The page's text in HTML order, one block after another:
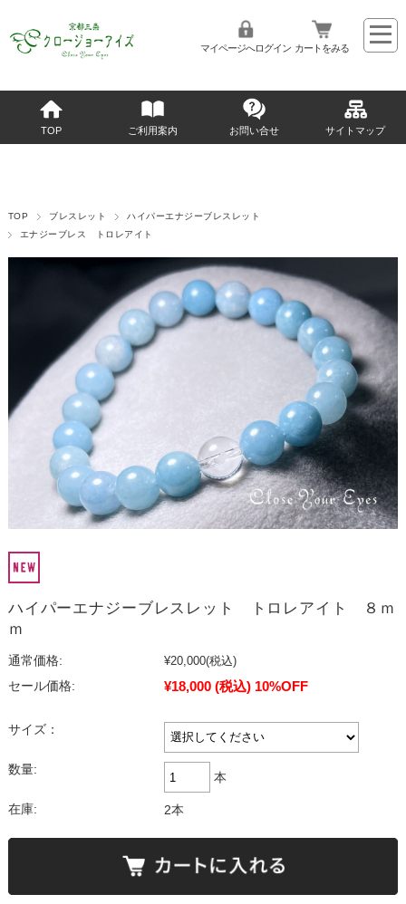
マイページへログイン カートをみる
TOP ご利用案内 お問い合せ サイトマップ
TOP ブレスレット
ハイパーエナジーブレスレット
エナジーブレス トロレアイト
ハイパーエナジーブレスレット トロレアイト ８ｍ
ｍ
通常価格: ¥20,000(税込)
セール価格:
¥18,000 (税込) 10%OFF
サイズ：
数量:
本
在庫: 2本